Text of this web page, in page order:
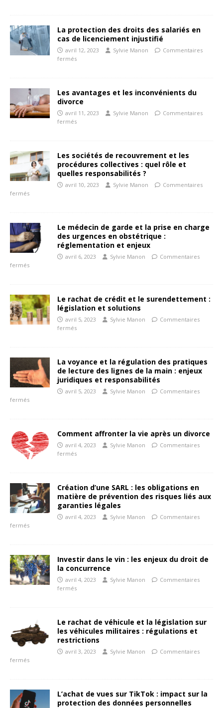
La protection des droits des salariés en
cas de licenciement injustifié
avril 12, 2023 Sylvie Manon
Commentaires
fermés
Les avantages et les inconvénients du
divorce
avril 11, 2023 Sylvie Manon
Commentaires
fermés
Les sociétés de recouvrement et les
procédures collectives : quel rôle et
quelles responsabilités ?
avril 10, 2023 Sylvie Manon
Commentaires
fermés
Le médecin de garde et la prise en charge
des urgences en obstétrique :
réglementation et enjeux
avril 6, 2023 Sylvie Manon
Commentaires
fermés
Le rachat de crédit et le surendettement :
législation et solutions
avril 5, 2023 Sylvie Manon
Commentaires
fermés
La voyance et la régulation des pratiques
de lecture des lignes de la main : enjeux
juridiques et responsabilités
avril 5, 2023 Sylvie Manon
Commentaires
fermés
Comment affronter la vie après un divorce
avril 4, 2023 Sylvie Manon
Commentaires
fermés
Création d’une SARL : les obligations en
matière de prévention des risques liés aux
garanties légales
avril 4, 2023 Sylvie Manon
Commentaires
fermés
Investir dans le vin : les enjeux du droit de
la concurrence
avril 4, 2023 Sylvie Manon
Commentaires
fermés
Le rachat de véhicule et la législation sur
les véhicules militaires : régulations et
restrictions
avril 3, 2023 Sylvie Manon
Commentaires
fermés
L’achat de vues sur TikTok : impact sur la
protection des données personnelles